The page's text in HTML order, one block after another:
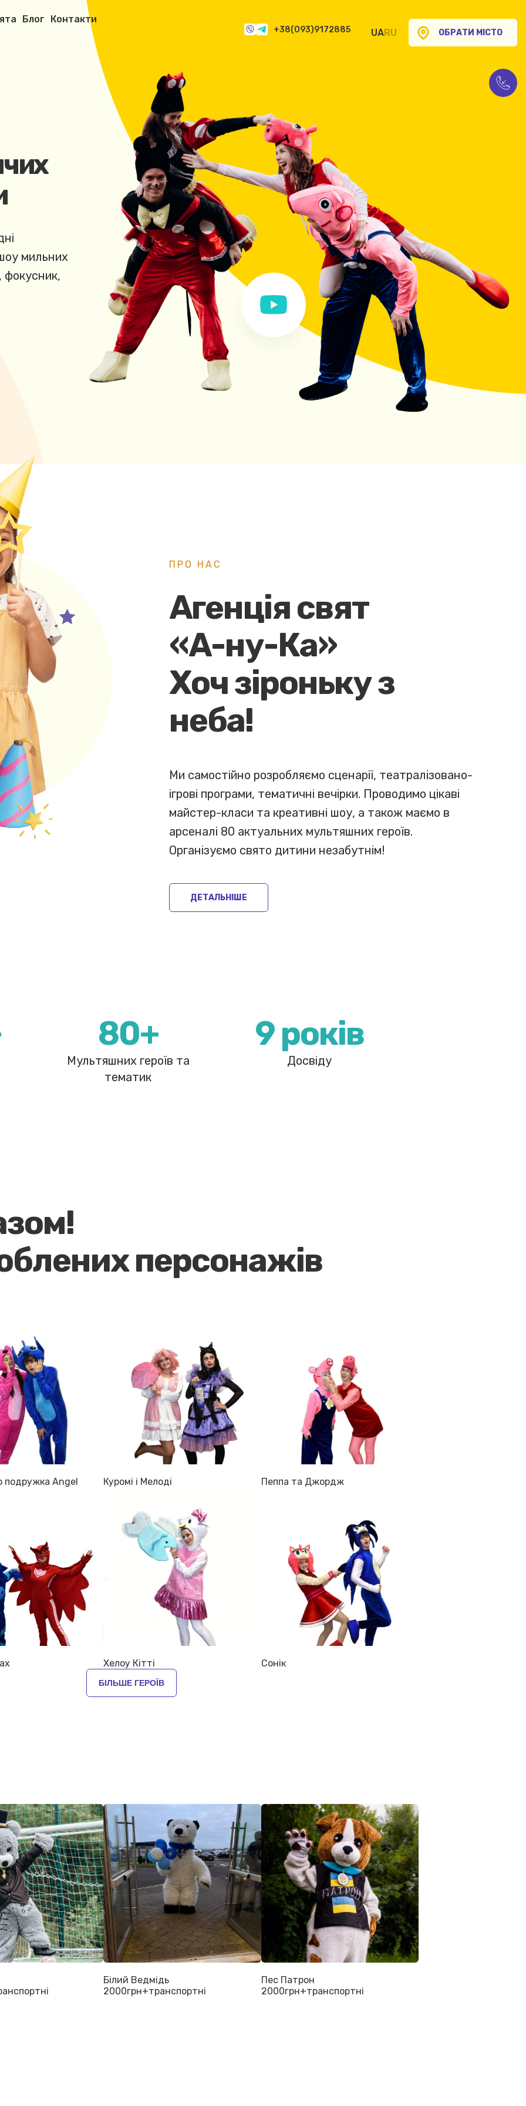
Блог Контакти
+38(093)9172885 UARU ОБРАТИ МІСТО
мильних
фокусник,
ПРО НАС
Агенція свят
«А-ну-Ка»
Хоч зіроньку з
неба!
Ми самостійно розробляємо сценарії, театралізовано-
ігрові програми, тематичні вечірки. Проводимо цікаві
майстер-класи та креативні шоу, а також маємо в
арсеналі 80 актуальних мультяшних героїв.
Організуємо свято дитини незабутнім!
ДЕТАЛЬНІШЕ
80+
Мультяшних героїв та
тематик
9 років
Досвіду
персонажів
подружка Angel Куромі і Мелоді Пеппа та Джордж
Хелоу Кітті Сонік
БІЛЬШЕ ГЕРОЇВ
Білий Ведмідь
2000грн+транспортні
Пес Патрон
2000грн+транспортні